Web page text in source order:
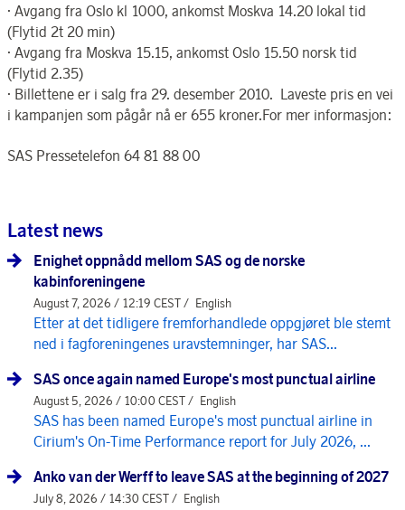
· Avgang fra Oslo kl 1000, ankomst Moskva 14.20 lokal tid
(Flytid 2t 20 min)
· Avgang fra Moskva 15.15, ankomst Oslo 15.50 norsk tid
(Flytid 2.35)
· Billettene er i salg fra 29. desember 2010. Laveste pris en vei
i kampanjen som pågår nå er 655 kroner.For mer informasjon:
SAS Pressetelefon 64 81 88 00
Latest news
Enighet oppnådd mellom SAS og de norske
kabinforeningene
August 7, 2026 / 12:19 CEST / English
Etter at det tidligere fremforhandlede oppgjøret ble stemt
ned i fagforeningenes uravstemninger, har SAS...
SAS once again named Europe's most punctual airline
August 5, 2026 / 10:00 CEST / English
SAS has been named Europe's most punctual airline in
Cirium's On-Time Performance report for July 2026, ...
Anko van der Werff to leave SAS at the beginning of 2027
July 8, 2026 / 14:30 CEST / English